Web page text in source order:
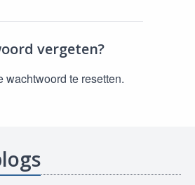
vergeten?
wachtwoord te resetten.